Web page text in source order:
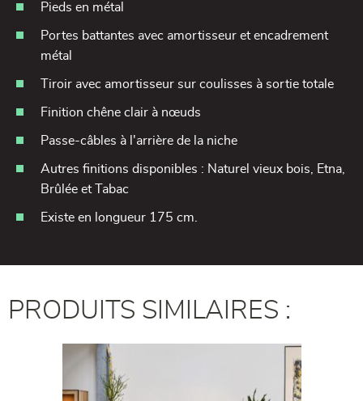
Pieds en métal
Portes battantes avec amortisseur et encadrement
métal
Tiroir avec amortisseur sur coulisses à sortie totale
Finition chêne clair à nœuds
Passe-câbles à l'arrière de la niche
Autres finitions disponibles : Naturel vieux bois, Etna,
Brûlée et Tabac
Existe en longueur 175 cm.
PRODUITS SIMILAIRES :